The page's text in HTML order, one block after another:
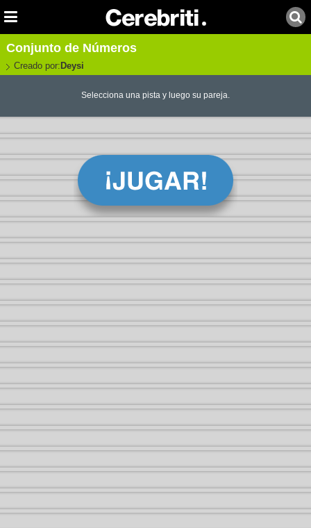
Conjunto de Números
Creado por: Deysi
Selecciona una pista y luego su pareja.